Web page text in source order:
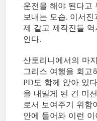
운전을 해야 된다고
보내는 모습. 이서진
제 같고 제작진들
인다.
산토리니에서의 마
그리스 여행을 회고
PD도 함께 앉아 있다
을 내밀게 된 건 미
로서 보여주기 위함
안에 들어와 이런